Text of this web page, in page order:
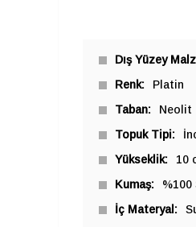
Dış Yüzey
Renk
Platin
Taban
Neolit
Topuk Tipi
Yükseklik
10
Kumaş
%100
İç Materyal